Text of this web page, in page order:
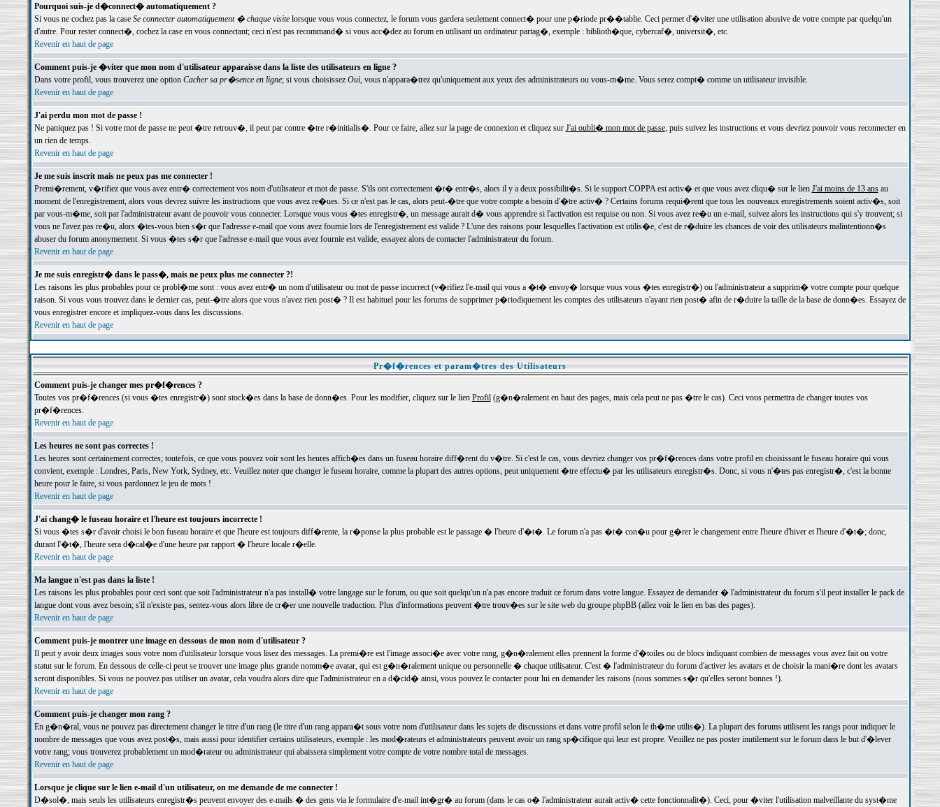
Pourquoi suis-je d�connect� automatiquement ?
Si vous ne cochez pas la case Se connecter automatiquement � chaque visitelorsque vous vous connectez, le forum vous gardera seulement connect� pour une p�riode pr��tablie. Ceci permet d'�viter une utilisation abusive de votre compte par quelqu'un
d'autre. Pour rester connect�, cochez la case en vous connectant; ceci n'est pas recommand� si vous acc�dez au forum en utilisant un ordinateur partag�, exemple : biblioth�que, cybercaf�, universit�, etc.
Revenir en haut de page
Comment puis-je �viter que mon nom d'utilisateur apparaisse dans la liste des utilisateurs en ligne ?
Dans votre profil, vous trouverez une option Cacher sa pr�sence en ligne; si vous choisissez Oui, vous n'appara�trez qu'uniquement aux yeux des administrateurs ou vous-m�me. Vous serez compt� comme un utilisateur invisible.
Revenir en haut de page
J'ai perdu mon mot de passe !
Ne paniquez pas ! Si votre mot de passe ne peut �tre retrouv�, il peut par contre �tre r�initialis�. Pour ce faire, allez sur la page de connexion et cliquez sur J'ai oubli� mon mot de passe, puis suivez les instructions et vous devriez pouvoir vous reconnecter en
un rien de temps.
Revenir en haut de page
Je me suis inscrit mais ne peux pas me connecter !
Premi�rement, v�rifiez que vous avez entr� correctement vos nom d'utilisateur et mot de passe. S'ils ont correctement �t� entr�s, alors il y a deux possibilit�s. Si le support COPPA est activ� et que vous avez cliqu� sur le lien J'ai moins de 13 ansau
moment de l'enregistrement, alors vous devrez suivre les instructions que vous avez re�ues. Si ce n'est pas le cas, alors peut-�tre que votre compte a besoin d'�tre activ� ? Certains forums requi�rent que tous les nouveaux enregistrements soient activ�s, soit
par vous-m�me, soit par l'administrateur avant de pouvoir vous connecter. Lorsque vous vous �tes enregistr�, un message aurait d� vous apprendre si l'activation est requise ou non. Si vous avez re�u un e-mail, suivez alors les instructions qui s'y trouvent; si
vous ne l'avez pas re�u, alors �tes-vous bien s�r que l'adresse e-mail que vous avez fournie lors de l'enregistrement est valide ? L'une des raisons pour lesquelles l'activation est utilis�e, c'est de r�duire les chances de voir des utilisateurs malintentionn�s
abuser du forum anonymement. Si vous �tes s�r que l'adresse e-mail que vous avez fournie est valide, essayez alors de contacter l'administrateur du forum.
Revenir en haut de page
Je me suis enregistr� dans le pass�, mais ne peux plus me connecter ?!
Les raisons les plus probables pour ce probl�me sont : vous avez entr� un nom d'utilisateur ou mot de passe incorrect (v�rifiez l'e-mail qui vous a �t� envoy� lorsque vous vous �tes enregistr�) ou l'administrateur a supprim� votre compte pour quelque
raison. Si vous vous trouvez dans le dernier cas, peut-�tre alors que vous n'avez rien post� ? Il est habituel pour les forums de supprimer p�riodiquement les comptes des utilisateurs n'ayant rien post� afin de r�duire la taille de la base de donn�es. Essayez de
vous enregistrer encore et impliquez-vous dans les discussions.
Revenir en haut de page
Pr�f�rences et param�tres des Utilisateurs
Comment puis-je changer mes pr�f�rences ?
Toutes vos pr�f�rences (si vous �tes enregistr�) sont stock�es dans la base de donn�es. Pour les modifier, cliquez sur le lien Profil(g�n�ralement en haut des pages, mais cela peut ne pas �tre le cas). Ceci vous permettra de changer toutes vos
pr�f�rences.
Revenir en haut de page
Les heures ne sont pas correctes !
Les heures sont certainement correctes; toutefois, ce que vous pouvez voir sont les heures affich�es dans un fuseau horaire diff�rent du v�tre. Si c'est le cas, vous devriez changer vos pr�f�rences dans votre profil en choisissant le fuseau horaire qui vous
convient, exemple : Londres, Paris, New York, Sydney, etc. Veuillez noter que changer le fuseau horaire, comme la plupart des autres options, peut uniquement �tre effectu� par les utilisateurs enregistr�s. Donc, si vous n'�tes pas enregistr�, c'est la bonne
heure pour le faire, si vous pardonnez le jeu de mots !
Revenir en haut de page
J'ai chang� le fuseau horaire et l'heure est toujours incorrecte !
Si vous �tes s�r d'avoir choisi le bon fuseau horaire et que l'heure est toujours diff�rente, la r�ponse la plus probable est le passage � l'heure d'�t�. Le forum n'a pas �t� con�u pour g�rer le changement entre l'heure d'hiver et l'heure d'�t�; donc,
durant l'�t�, l'heure sera d�cal�e d'une heure par rapport � l'heure locale r�elle.
Revenir en haut de page
Ma langue n'est pas dans la liste !
Les raisons les plus probables pour ceci sont que soit l'administrateur n'a pas install� votre langage sur le forum, ou que soit quelqu'un n'a pas encore traduit ce forum dans votre langue. Essayez de demander � l'administrateur du forum s'il peut installer le pack de
langue dont vous avez besoin; s'il n'existe pas, sentez-vous alors libre de cr�er une nouvelle traduction. Plus d'informations peuvent �tre trouv�es sur le site web du groupe phpBB (allez voir le lien en bas des pages).
Revenir en haut de page
Comment puis-je montrer une image en dessous de mon nom d'utilisateur ?
Il peut y avoir deux images sous votre nom d'utilisateur lorsque vous lisez des messages. La premi�re est l'image associ�e avec votre rang, g�n�ralement elles prennent la forme d'�toiles ou de blocs indiquant combien de messages vous avez fait ou votre
statut sur le forum. En dessous de celle-ci peut se trouver une image plus grande nomm�e avatar, qui est g�n�ralement unique ou personnelle � chaque utilisateur. C'est � l'administrateur du forum d'activer les avatars et de choisir la mani�re dont les avatars
seront disponibles. Si vous ne pouvez pas utiliser un avatar, cela voudra alors dire que l'administrateur en a d�cid� ainsi, vous pouvez le contacter pour lui en demander les raisons (nous sommes s�r qu'elles seront bonnes !).
Revenir en haut de page
Comment puis-je changer mon rang ?
En g�n�ral, vous ne pouvez pas directement changer le titre d'un rang (le titre d'un rang appara�t sous votre nom d'utilisateur dans les sujets de discussions et dans votre profil selon le th�me utilis�). La plupart des forums utilisent les rangs pour indiquer le
nombre de messages que vous avez post�s, mais aussi pour identifier certains utilisateurs, exemple : les mod�rateurs et administrateurs peuvent avoir un rang sp�cifique qui leur est propre. Veuillez ne pas poster inutilement sur le forum dans le but d'�lever
votre rang; vous trouverez probablement un mod�rateur ou administrateur qui abaissera simplement votre compte de votre nombre total de messages.
Revenir en haut de page
Lorsque je clique sur le lien e-mail d'un utilisateur, on me demande de me connecter !
D�sol�, mais seuls les utilisateurs enregistr�s peuvent envoyer des e-mails � des gens via le formulaire d'e-mail int�gr� au forum (dans le cas o� l'administrateur aurait activ� cette fonctionnalit�). Ceci, pour �viter l'utilisation malveillante du syst�me